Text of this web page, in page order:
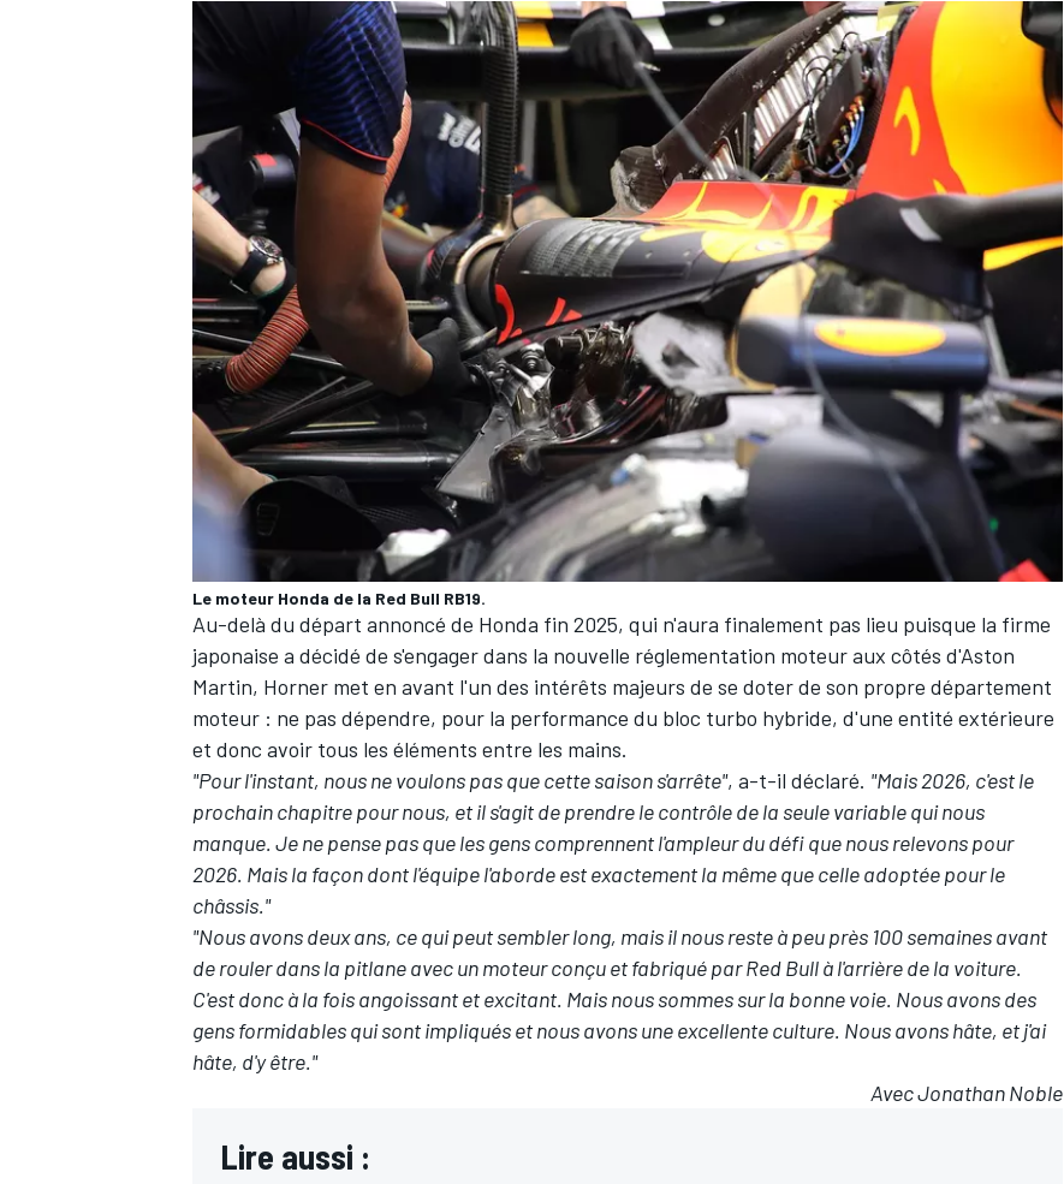
AUTRES CHAMPIONNATS
Le moteur Honda de la Red Bull RB19.
Au-delà du départ annoncé de Honda fin 2025, qui n'aura finalement pas lieu puisque la firme
japonaise a décidé de s'engager dans la nouvelle réglementation moteur aux côtés d'Aston
Martin, Horner met en avant l'un des intérêts majeurs de se doter de son propre département
moteur : ne pas dépendre, pour la performance du bloc turbo hybride, d'une entité extérieure
et donc avoir tous les éléments entre les mains.
"Pour l'instant, nous ne voulons pas que cette saison s'arrête", a-t-il déclaré. "Mais 2026, c'est le
prochain chapitre pour nous, et il s'agit de prendre le contrôle de la seule variable qui nous
manque. Je ne pense pas que les gens comprennent l'ampleur du défi que nous relevons pour
2026. Mais la façon dont l'équipe l'aborde est exactement la même que celle adoptée pour le
châssis."
"Nous avons deux ans, ce qui peut sembler long, mais il nous reste à peu près 100 semaines avant
de rouler dans la pitlane avec un moteur conçu et fabriqué par Red Bull à l'arrière de la voiture.
C'est donc à la fois angoissant et excitant. Mais nous sommes sur la bonne voie. Nous avons des
gens formidables qui sont impliqués et nous avons une excellente culture. Nous avons hâte, et j'ai
hâte, d'y être."
Avec Jonathan Noble
Lire aussi :